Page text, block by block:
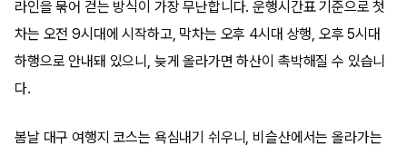
라인을 묶어 걷는 방식이 가장 무난합니다. 운행시간표 기준으로 첫
차는 오전 9시대에 시작하고, 막차는 오후 4시대 상행, 오후 5시대
하행으로 안내돼 있으니, 늦게 올라가면 하산이 촉박해질 수 있습니
다.
봄날 대구 여행지 코스는 욕심내기 쉬우니, 비슬산에서는 올라가는